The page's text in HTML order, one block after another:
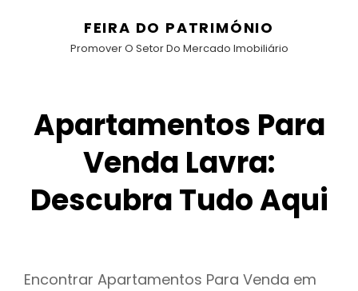
FEIRA DO PATRIMÓNIO
Promover O Setor Do Mercado Imobiliário
Apartamentos Para
Venda Lavra:
Descubra Tudo Aqui
Encontrar Apartamentos Para Venda em